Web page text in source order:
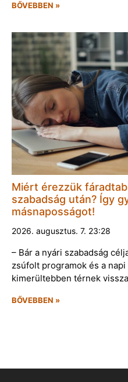
BŐVEBBEN »
Miért érezzük
szabadság után? Így
másnaposságot!
2026. augusztus. 7. 23:28
– Bár a nyári szabadság
zsúfolt programok és a
kimerültebben térnek
BŐVEBBEN »